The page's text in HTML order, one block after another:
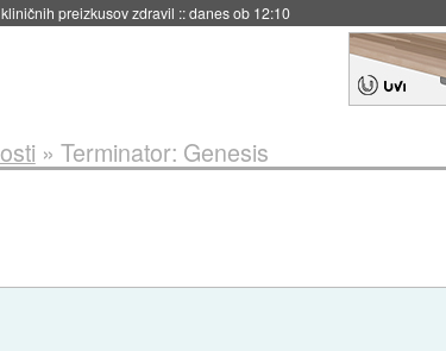
jev za naslednji dve leti::danes ob 11:37
» Terminator: Genesis